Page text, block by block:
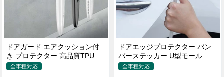
ドアガード エアクッション付
き プロテクター 高品質TPU製
キズ防止 取り付け簡単
全車種対応
ドアエッジプロテクター バン
パーステッカー U型モール キ
ズ防止 取り付け簡単 騒音低減
全車種対応